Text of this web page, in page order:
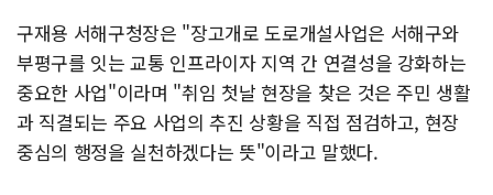
구재용 서해구청장은 "장고개로 도로개설사업은 서해구와
부평구를 잇는 교통 인프라이자 지역 간 연결성을 강화하는
중요한 사업"이라며 "취임 첫날 현장을 찾은 것은 주민 생활
과 직결되는 주요 사업의 추진 상황을 직접 점검하고, 현장
중심의 행정을 실천하겠다는 뜻"이라고 말했다.